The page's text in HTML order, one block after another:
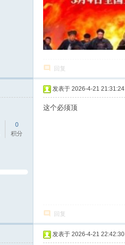
回复
0
积分
发表于 2026-4-21 21:31:24
这个必须顶
回复
发表于 2026-4-21 22:42:30